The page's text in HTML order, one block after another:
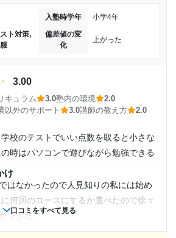
ために通っていた。その希望の学校
目的は達成されたと思われる。
ビ個別指導学院 八日市校の口コミをもっと見る
円
いう感じだった。 どうしても通ってい
あったため、正当な評価は出来ない。
すい。また、教え方も優しくリラック
だ、教材はそこまで満足に揃っている
な環境だった。 机や椅子は使いやすい
の欠陥は特になかった。お手洗いは部
、不便さも感じなかった。
、学習しやすい雰囲気が出来ていた。
心地の良い空間だった。
口コミをすべて見る
入塾時学年 小学4年
ト対策,
偏差値の変
化
上がった
3.00
キュラム 3.0塾内の環境
2.0
以外のサポート 3.0講師の教え方 2.0
校のテストでいい点数を取ると小さな
時はパソコンで遊びながら勉強できる
け
はなかったので人見知りの私には始め
何回のコースにするか選べたので徐々
できた。